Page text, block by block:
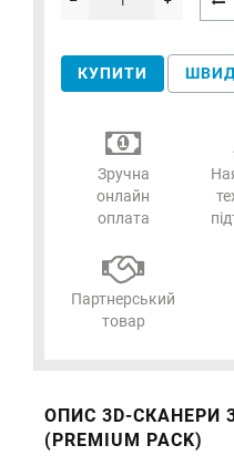
КУПИТИ
Зручна
онлайн
оплата
Партнерський
товар
ОПИС 3D-СКАНЕРИ
(PREMIUM PACK)